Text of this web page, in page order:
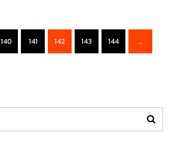
140 141 142 143 144 …